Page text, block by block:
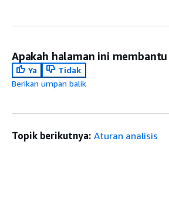
Apakah halaman ini membantu
Ya
Tidak
Berikan umpan balik
Topik berikutnya: Aturan analisis